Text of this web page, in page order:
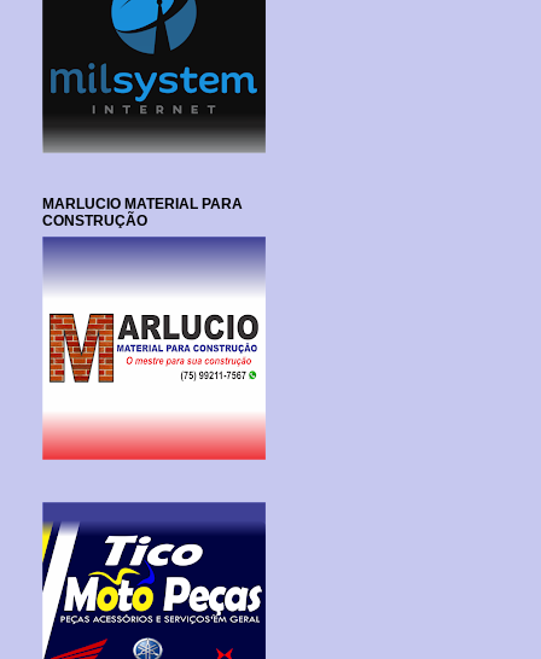
MARLUCIO MATERIAL PARA
CONSTRUÇÃO